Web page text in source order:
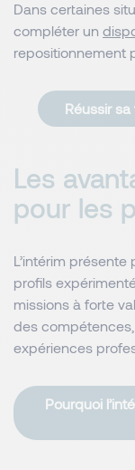
Dans certaines
compléter un
repositionnement
Réussir
Les
pour les
L’intérim
profils
missions à forte
des
expériences
Pourquoi